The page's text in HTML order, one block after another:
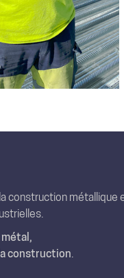
construction métallique
construction